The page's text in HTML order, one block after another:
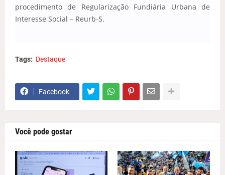
procedimento de Regularização Fundiária Urbana de
Interesse Social – Reurb-S.
Tags: Destaque
Facebook
Você pode gostar